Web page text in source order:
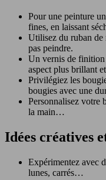
Pour une peinture
fines, en laissant
Utilisez du ruban de
pas peindre.
Un vernis de finition
aspect plus brillant
Privilégiez les
bougies avec une
Personnalisez votre
la main…
Idées créatives
Expérimentez avec
lunes, carrés…